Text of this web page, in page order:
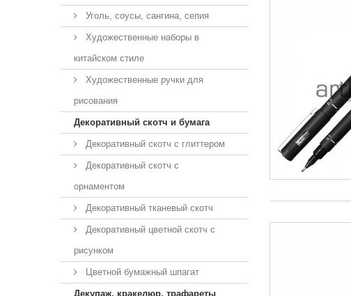
Уголь, соусы, сангина, сепия
Художественные наборы в
китайском стиле
Художественные ручки для
рисования
Декоративный скотч и бумага
Декоративный скотч с глиттером
Декоративный скотч с
орнаментом
Декоративный тканевый скотч
Декоративный цветной скотч с
рисунком
Цветной бумажный шпагат
Декупаж, кракелюр, трафареты